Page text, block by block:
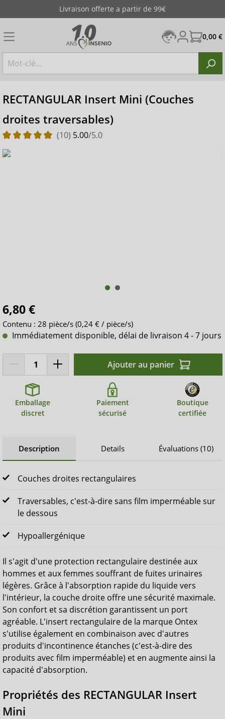
Livraison offerte a partir de 99€
0,00 €
RECTANGULAR Insert Mini (Couches
droites traversables)
(10) 5.00/5.0
6,80 €
Contenu : 28 pièce/s (0,24 € / pièce/s)
Immédiatement disponible, délai de livraison 4 - 7 jours
Ajouter au panier
Emballage
discret
Paiement
sécurisé
Boutique
certifiée
Description Details Évaluations (10)
Couches droites rectangulaires
Traversables, c'est-à-dire sans film imperméable sur
le dessous
Hypoallergénique
Il s'agit d'une protection rectangulaire destinée aux
hommes et aux femmes souffrant de fuites urinaires
légères. Grâce à l'absorption rapide du liquide vers
l'intérieur, la couche droite offre une sécurité maximale.
Son confort et sa discrétion garantissent un port
agréable. L'insert rectangulaire de la marque Ontex
s'utilise également en combinaison avec d'autres
produits d'incontinence étanches (c'est-à-dire des
produits avec film imperméable) et en augmente ainsi la
capacité d'absorption.
Propriétés des RECTANGULAR Insert
Mini